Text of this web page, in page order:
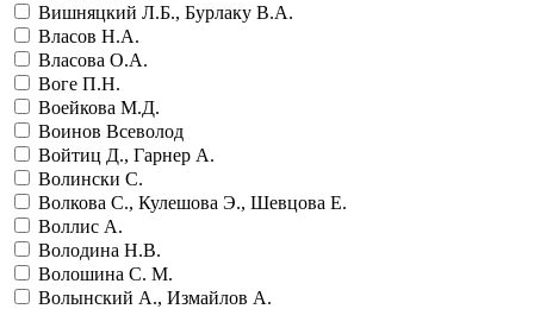
Вишняцкий Л.Б., Бурлаку В.А.
Власов Н.А.
Власова О.А.
Воге П.Н.
Воейкова М.Д.
Воинов Всеволод
Войтиц Д., Гарнер А.
Волински С.
Волкова С., Кулешова Э., Шевцова Е.
Воллис А.
Володина Н.В.
Волошина С. М.
Волынский А., Измайлов А.